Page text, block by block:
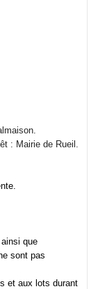
: Mairie de Rueil.
que
sont pas
et aux lots durant